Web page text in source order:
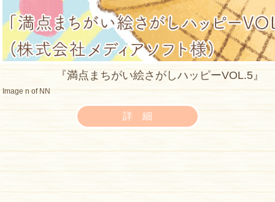
『満点まちがい絵さがしハッピーVOL.5
詳 細
Image n of NN